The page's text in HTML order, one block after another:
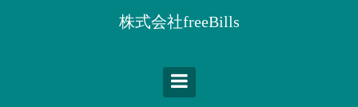
株式会社freeBills